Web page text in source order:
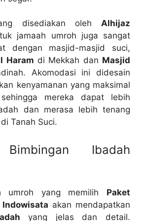
disediakan oleh Alhijaz
jamaah umroh juga sangat
dengan masjid-masjid suci,
Haram di Mekkah dan Masjid
Akomodasi ini didesain
kenyamanan yang maksimal
mereka dapat lebih
dan merasa lebih tenang
Tanah Suci.
Bimbingan Ibadah
umroh yang memilih Paket
akan mendapatkan
yang jelas dan detail.